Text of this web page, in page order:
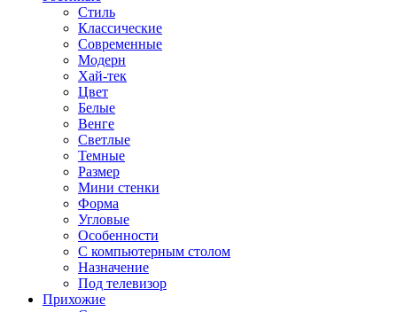
Стиль
Классические
Современные
Модерн
Хай-тек
Цвет
Белые
Венге
Светлые
Темные
Размер
Мини стенки
Форма
Угловые
Особенности
С компьютерным столом
Назначение
Под телевизор
Прихожие